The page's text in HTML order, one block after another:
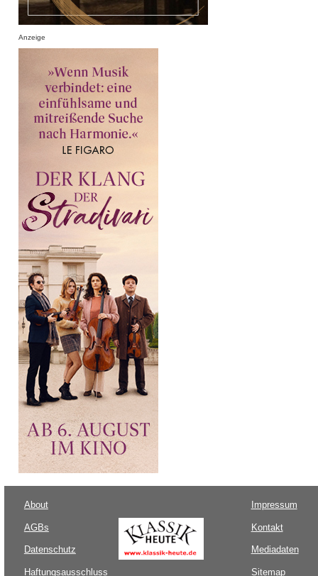
Anzeige
About
AGBs
Datenschutz
Haftungsausschluss
Impressum
Kontakt
Mediadaten
Sitemap